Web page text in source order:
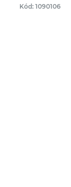
Kód: 1090106